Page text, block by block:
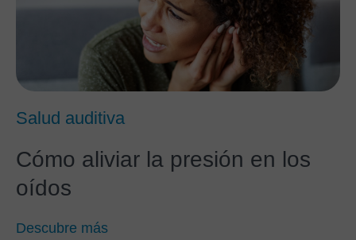
Salud auditiva
Cómo aliviar la presión en los
oídos
Descubre más